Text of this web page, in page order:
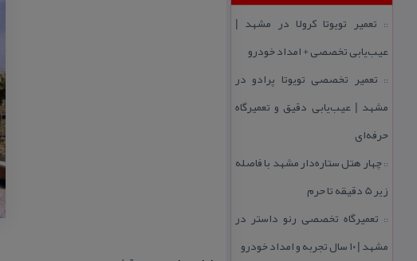
:: تعمیر تویوتا كرولا در مشهد |
عیب‌یابی تخصصی + امداد خودرو
:: تعمیر تخصصی تویوتا پرادو در
مشهد | عیب‌یابی دقیق و تعمیرگاه
حرفه‌ای
::چهار هتل‌ ستاره‌دار مشهد با فاصله
زیر 5 دقیقه تا حرم
:: تعمیرگاه تخصصی رنو داستر در
مشهد | ۱۰ سال تجربه و امداد خودرو